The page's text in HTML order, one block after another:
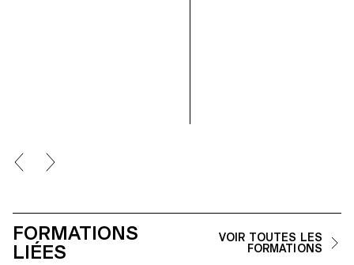
FORMATIONS
LIÉES
VOIR TOUTES LES
FORMATIONS